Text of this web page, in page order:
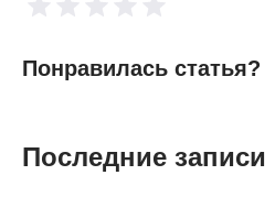
Понравилась статья?
Последние записи